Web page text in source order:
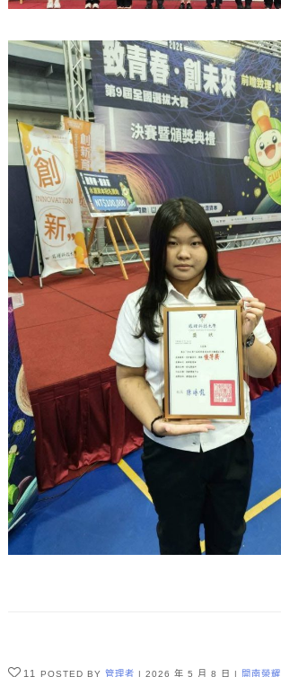
11 POSTED BY 管理者 2026 年 5 月 8 日 開南榮耀